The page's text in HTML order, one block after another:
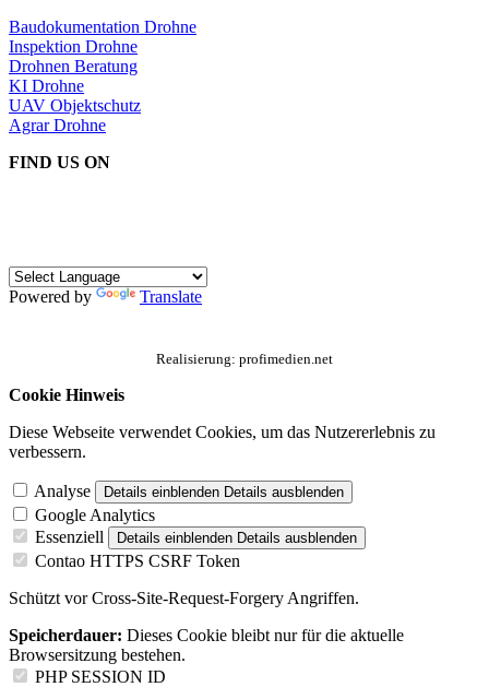
Baudokumentation Drohne
Inspektion Drohne
Drohnen Beratung
KI Drohne
UAV Objektschutz
Agrar Drohne
FIND US ON
Powered by Translate
Realisierung: profimedien.net
Cookie Hinweis
Diese Webseite verwendet Cookies, um das Nutzererlebnis zu
verbessern.
Analyse Details einblenden Details ausblenden
Google Analytics
Essenziell
Details einblenden Details ausblenden
Contao HTTPS CSRF Token
Schützt vor Cross-Site-Request-Forgery Angriffen.
Speicherdauer: Dieses Cookie bleibt nur für die aktuelle
Browsersitzung bestehen.
PHP SESSION ID